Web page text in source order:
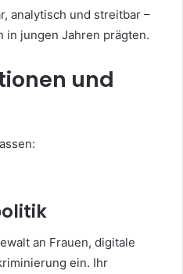
analytisch und streitbar –
in jungen Jahren prägten.
und
an Frauen, digitale
ein. Ihr